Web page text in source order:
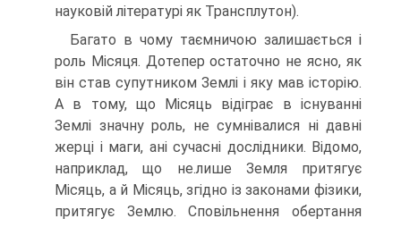
науковій літературі як Трансплутон).
Багато в чому таємничою залишається і
роль Місяця. Дотепер остаточно не ясно, як
він став супутником Землі і яку мав історію.
А в тому, що Місяць відіграє в існуванні
Землі значну роль, не сумнівалися ні давні
жерці і маги, ані сучасні дослідники. Відомо,
наприклад, що не.лише Земля притягує
Місяць, а й Місяць, згідно із законами фізики,
притягує Землю. Сповільнення обертан­ня